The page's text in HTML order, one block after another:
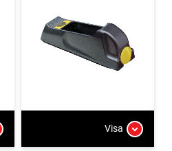
Visa